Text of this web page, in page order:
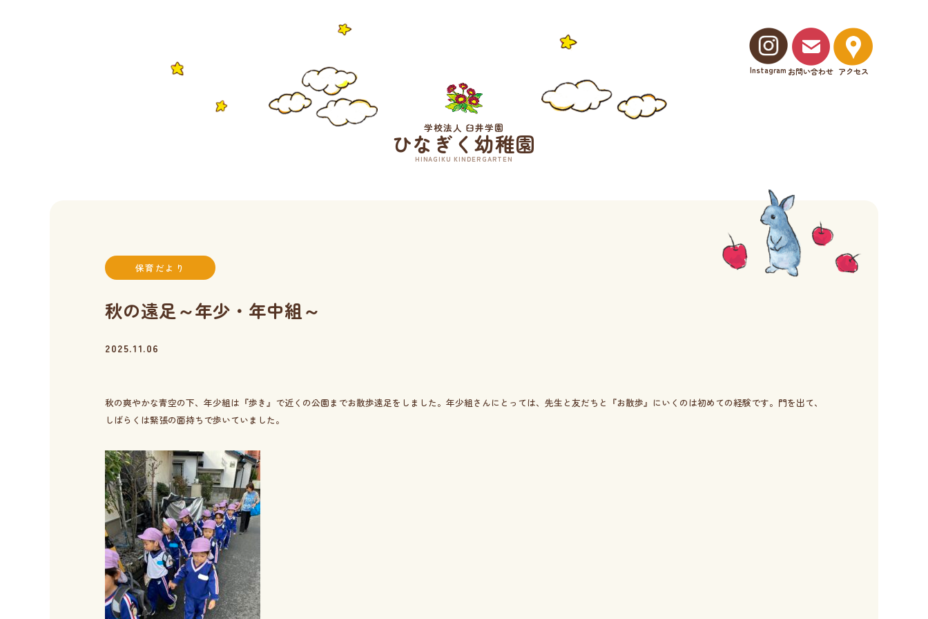
学校法人 臼井学園
ひなぎく幼稚園
HINAGIKU KINDERGARTEN
Instagram お問い合わせ アクセス
保育だより
秋の遠足～年少・年中組～
2025.11.06
秋の爽やかな青空の下、年少組は『歩き』で近くの公園までお散歩遠足をしました。年少組さんにとっては、先生と友だちと『お散歩』にいくのは初めての経験です。門を出て、
しばらくは緊張の面持ちで歩いていました。